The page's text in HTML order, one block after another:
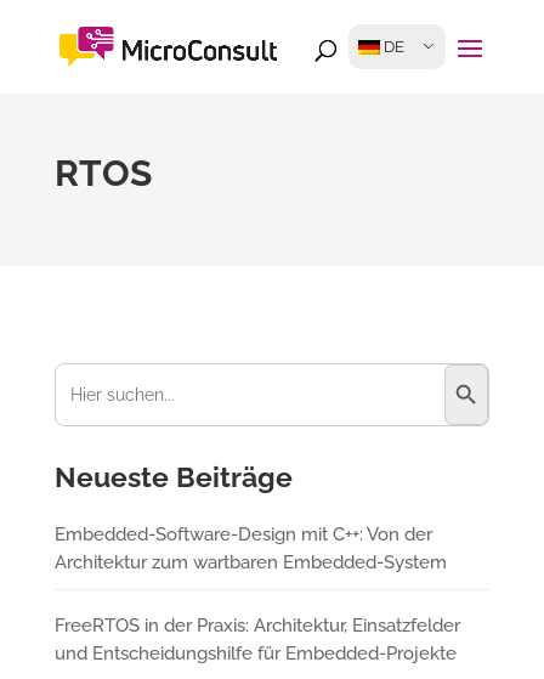
DE
RTOS
Suchen
nach:
Neueste Beiträge
Embedded-Software-Design mit C++: Von der
Architektur zum wartbaren Embedded-System
FreeRTOS in der Praxis: Architektur, Einsatzfelder
und Entscheidungshilfe für Embedded-Projekte